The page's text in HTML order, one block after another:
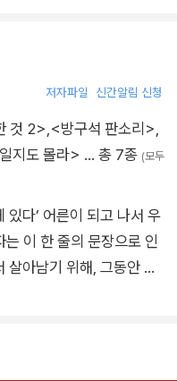
저자파일 신간알림 신청
것 2> <방구석 판소리>
지도 몰라> … 총 7종 (모두
있다’ 어른이 되고 나서 우
는 이 한 줄의 문장으로 인
쩌면 어른을 위한 책일 수